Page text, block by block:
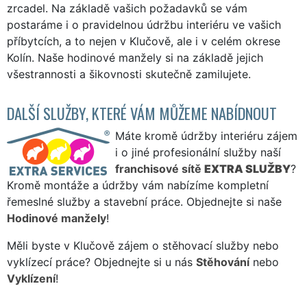
zrcadel. Na základě vašich požadavků se vám
postaráme i o pravidelnou údržbu interiéru ve vašich
příbytcích, a to nejen v Klučově, ale i v celém okrese
Kolín. Naše hodinové manžely si na základě jejich
všestrannosti a šikovnosti skutečně zamilujete.
DALŠÍ SLUŽBY, KTERÉ VÁM MŮŽEME NABÍDNOUT
Máte kromě údržby interiéru zájem
i o jiné profesionální služby naší
franchisové sítě EXTRA SLUŽBY?
Kromě montáže a údržby vám nabízíme kompletní
řemeslné služby a stavební práce. Objednejte si naše
Hodinové manžely!
Měli byste v Klučově zájem o stěhovací služby nebo
vyklízecí práce? Objednejte si u nás Stěhovánínebo
Vyklízení!